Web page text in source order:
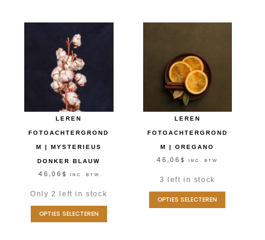
LEREN
FOTOACHTERGROND
M | MYSTERIEUS
DONKER BLAUW
46,06 $ INC. BTW
Only 2 left in stock
OPTIES SELECTEREN
LEREN
FOTOACHTERGROND
M | OREGANO
46,06 $ INC. BTW
3 left in stock
OPTIES SELECTEREN